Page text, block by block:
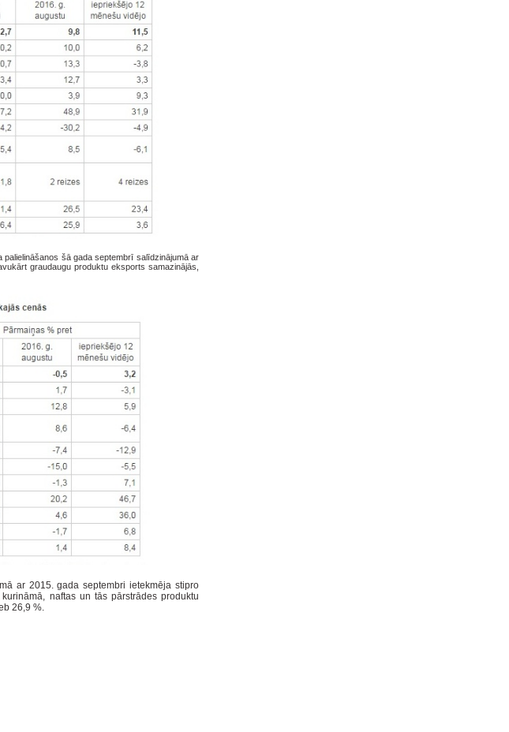
šā gada septembrī salīdzinājumā ar
graudaugu produktu eksports samazinājās,
ar 2015. gada septembri ietekmēja stipro
naftas un tās pārstrādes produktu
26,9 %.